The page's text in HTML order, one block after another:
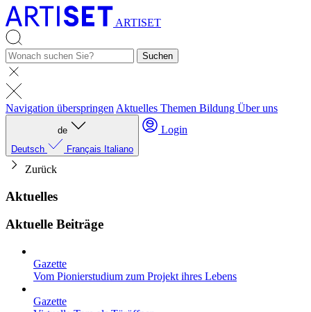
ARTISET
Suchen
Navigation überspringen Aktuelles Themen Bildung Über uns
de
Deutsch
Français Italiano
Login
Zurück
Aktuelles
Aktuelle Beiträge
Gazette
Vom Pionierstudium zum Projekt ihres Lebens
Gazette